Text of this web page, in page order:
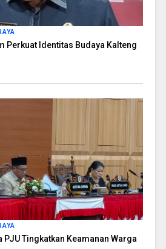
Perkuat Identitas Budaya Kalteng
Tingkatkan Keamanan Warga